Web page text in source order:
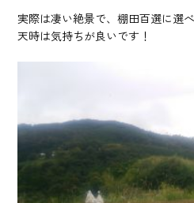
実際は凄い絶景で、棚田百選に選
天時は気持ちが良いです！